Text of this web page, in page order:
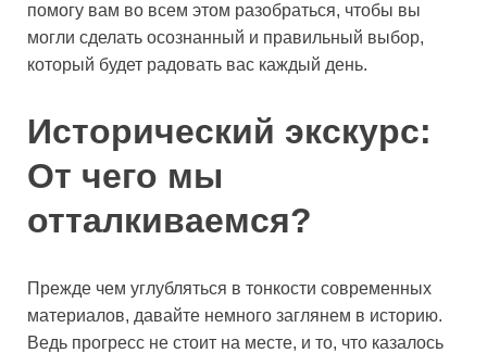
помогу вам во всем этом разобраться, чтобы вы
могли сделать осознанный и правильный выбор,
который будет радовать вас каждый день.
Исторический экскурс:
От чего мы
отталкиваемся?
Прежде чем углубляться в тонкости современных
материалов, давайте немного заглянем в историю.
Ведь прогресс не стоит на месте, и то, что казалось